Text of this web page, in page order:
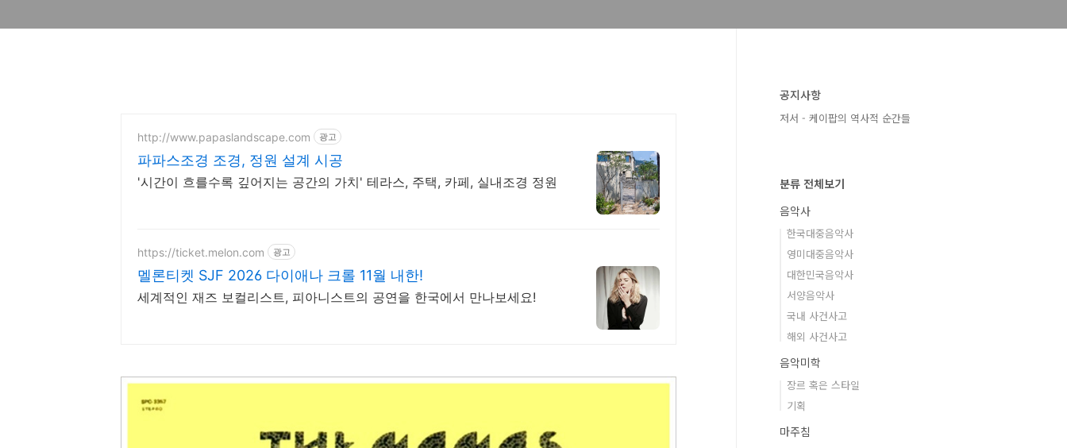
http://www.papaslandscape.com 광고
파파스조경 조경, 정원 설계 시공
'시간이 흐를수록 깊어지는 공간의 가치' 테라스, 주택, 카페, 실내조경 정원
https://ticket.melon.com 광고
멜론티켓 SJF 2026 다이애나 크롤 11월 내한!
세계적인 재즈 보컬리스트, 피아니스트의 공연을 한국에서 만나보세요!
공지사항
저서 - 케이팝의 역사적 순간들
분류 전체보기
음악사
한국대중음악사
영미대중음악사
대한민국음악사
서양음악사
국내 사건사고
해외 사건사고
음악미학
장르 혹은 스타일
기획
마주침